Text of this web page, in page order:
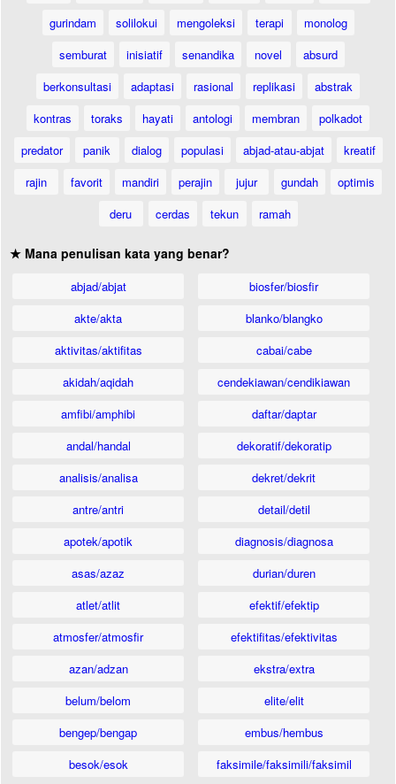
gurindam
solilokui mengoleksi terapi
monolog
semburat
inisiatif senandika novel
absurd
berkonsultasi
adaptasi rasional replikasi
abstrak
kontras
toraks hayati antologi membran
polkadot
predator
panik dialog populasi abjad-atau-abjat
kreatif
rajin
favorit mandiri perajin jujur gundah
optimis
deru
cerdas tekun ramah
★ Mana penulisan kata yang benar?
abjad/abjat
akte/akta
aktivitas/aktifitas
akidah/aqidah
amfibi/amphibi
andal/handal
analisis/analisa
antre/antri
apotek/apotik
asas/azaz
atlet/atlit
atmosfer/atmosfir
azan/adzan
belum/belom
bengep/bengap
besok/esok
biosfer/biosfir
blanko/blangko
cabai/cabe
cendekiawan/cendikiawan
daftar/daptar
dekoratif/dekoratip
dekret/dekrit
detail/detil
diagnosis/diagnosa
durian/duren
efektif/efektip
efektifitas/efektivitas
ekstra/extra
elite/elit
embus/hembus
faksimile/faksimili/faksimil